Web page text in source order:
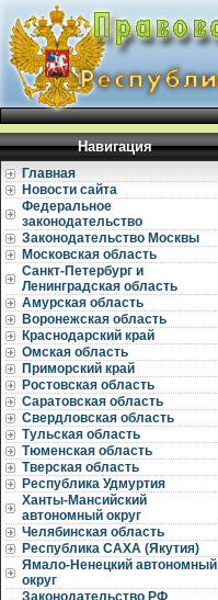
Навигация
Главная
Новости сайта
Федеральное
законодательство
Законодательство Москвы
Московская область
Санкт-Петербург и
Ленинградская область
Амурская область
Воронежская область
Краснодарский край
Омская область
Приморский край
Ростовская область
Саратовская область
Свердловская область
Тульская область
Тюменская область
Тверская область
Республика Удмуртия
Ханты-Мансийский
автономный округ
Челябинская область
Республика САХА (Якутия)
Ямало-Ненецкий автономный
округ
Законодательство РФ